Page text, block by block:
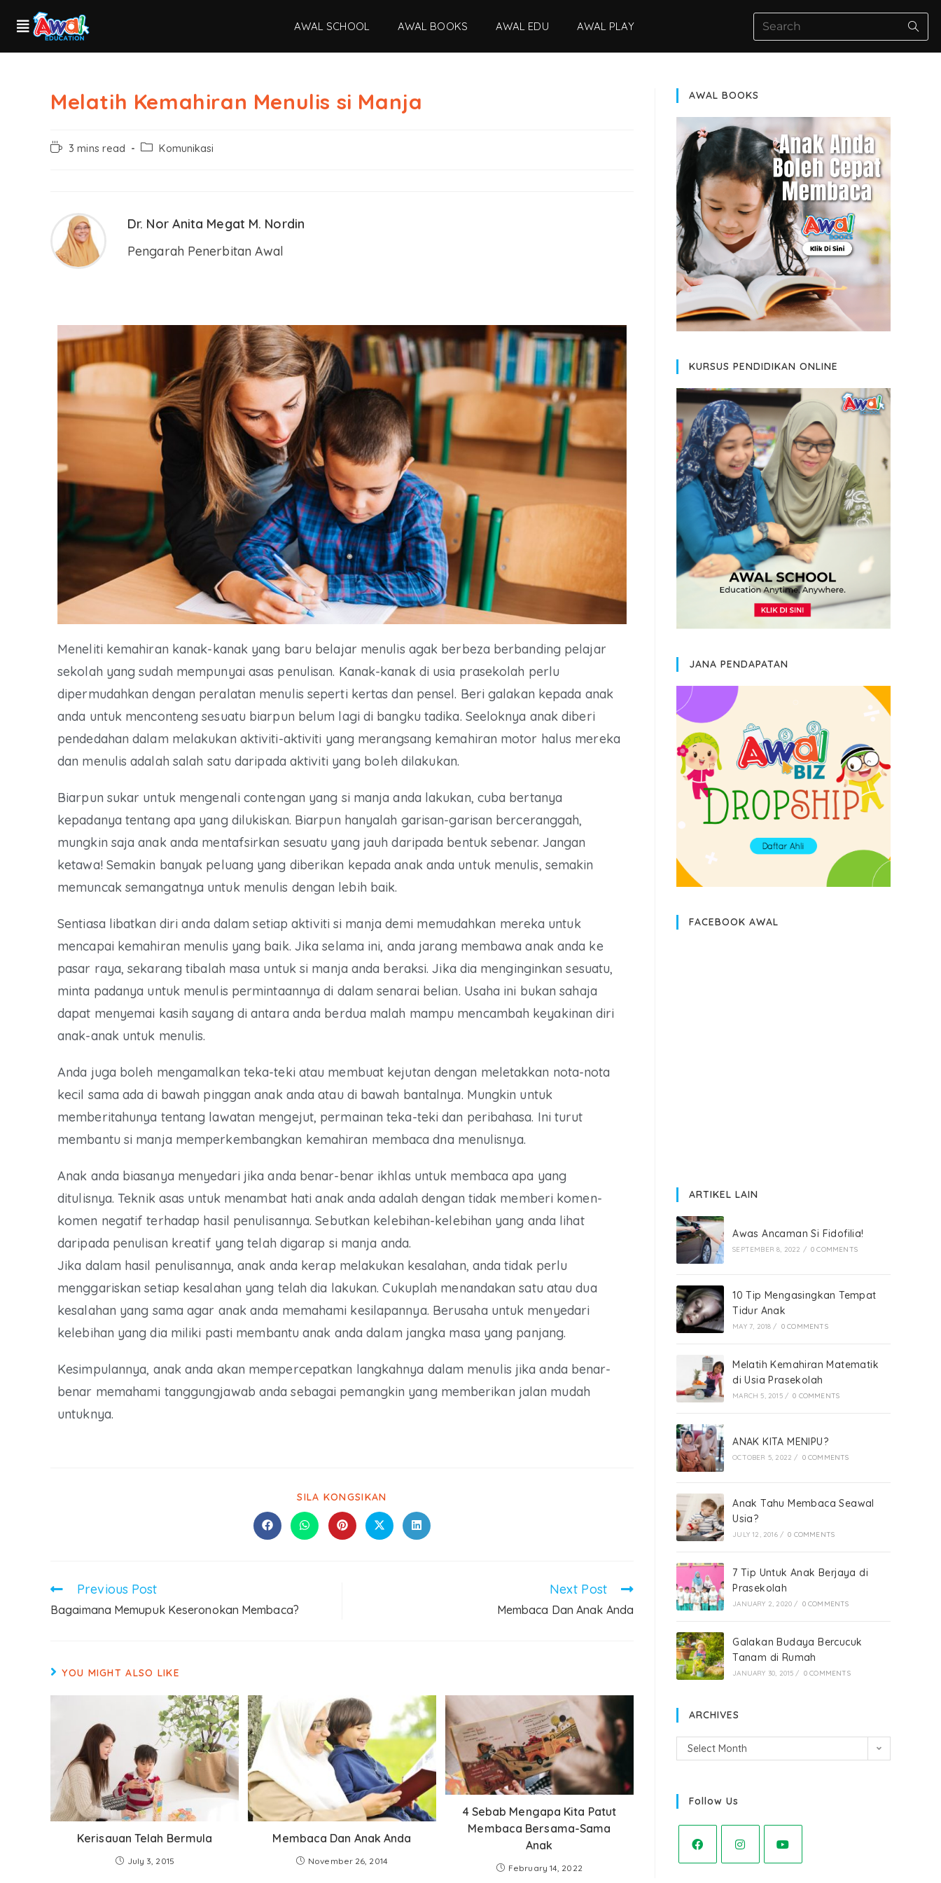
AWAL SCHOOL AWAL BOOKS AWAL EDU AWAL PLAY
Melatih Kemahiran Menulis si Manja
3 mins read Komunikasi
Dr. Nor Anita Megat M. Nordin
Pengarah Penerbitan Awal
Meneliti kemahiran kanak-kanak yang baru belajar menulis agak berbeza berbanding pelajar
sekolah yang sudah mempunyai asas penulisan. Kanak-kanak di usia prasekolah perlu
dipermudahkan dengan peralatan menulis seperti kertas dan pensel. Beri galakan kepada anak
anda untuk menconteng sesuatu biarpun belum lagi di bangku tadika. Seeloknya anak diberi
pendedahan dalam melakukan aktiviti-aktiviti yang merangsang kemahiran motor halus mereka
dan menulis adalah salah satu daripada aktiviti yang boleh dilakukan.
Biarpun sukar untuk mengenali contengan yang si manja anda lakukan, cuba bertanya
kepadanya tentang apa yang dilukiskan. Biarpun hanyalah garisan-garisan berceranggah,
mungkin saja anak anda mentafsirkan sesuatu yang jauh daripada bentuk sebenar. Jangan
ketawa! Semakin banyak peluang yang diberikan kepada anak anda untuk menulis, semakin
memuncak semangatnya untuk menulis dengan lebih baik.
Sentiasa libatkan diri anda dalam setiap aktiviti si manja demi memudahkan mereka untuk
mencapai kemahiran menulis yang baik. Jika selama ini, anda jarang membawa anak anda ke
pasar raya, sekarang tibalah masa untuk si manja anda beraksi. Jika dia menginginkan sesuatu,
minta padanya untuk menulis permintaannya di dalam senarai belian. Usaha ini bukan sahaja
dapat menyemai kasih sayang di antara anda berdua malah mampu mencambah keyakinan diri
anak-anak untuk menulis.
Anda juga boleh mengamalkan teka-teki atau membuat kejutan dengan meletakkan nota-nota
kecil sama ada di bawah pinggan anak anda atau di bawah bantalnya. Mungkin untuk
memberitahunya tentang lawatan mengejut, permainan teka-teki dan peribahasa. Ini turut
membantu si manja memperkembangkan kemahiran membaca dna menulisnya.
Anak anda biasanya menyedari jika anda benar-benar ikhlas untuk membaca apa yang
ditulisnya. Teknik asas untuk menambat hati anak anda adalah dengan tidak memberi komen-
komen negatif terhadap hasil penulisannya. Sebutkan kelebihan-kelebihan yang anda lihat
daripada penulisan kreatif yang telah digarap si manja anda.
Jika dalam hasil penulisannya, anak anda kerap melakukan kesalahan, anda tidak perlu
menggariskan setiap kesalahan yang telah dia lakukan. Cukuplah menandakan satu atau dua
kesalahan yang sama agar anak anda memahami kesilapannya. Berusaha untuk menyedari
kelebihan yang dia miliki pasti membantu anak anda dalam jangka masa yang panjang.
Kesimpulannya, anak anda akan mempercepatkan langkahnya dalam menulis jika anda benar-
benar memahami tanggungjawab anda sebagai pemangkin yang memberikan jalan mudah
untuknya.
SILA KONGSIKAN
Previous Post
Bagaimana Memupuk Keseronokan Membaca?
Next Post
Membaca Dan Anak Anda
YOU MIGHT ALSO LIKE
Kerisauan Telah Bermula
July 3, 2015
Membaca Dan Anak Anda
November 26, 2014
4 Sebab Mengapa Kita Patut
Membaca Bersama-Sama
Anak
February 14, 2022
AWAL BOOKS
KURSUS PENDIDIKAN ONLINE
JANA PENDAPATAN
FACEBOOK AWAL
ARTIKEL LAIN
Awas Ancaman Si Fidofilia!
SEPTEMBER 8, 2022 / 0 COMMENTS
10 Tip Mengasingkan Tempat
Tidur Anak
MAY 7, 2018 / 0 COMMENTS
Melatih Kemahiran Matematik
di Usia Prasekolah
MARCH 5, 2015 / 0 COMMENTS
ANAK KITA MENIPU?
OCTOBER 5, 2022 / 0 COMMENTS
Anak Tahu Membaca Seawal
Usia?
JULY 12, 2016 / 0 COMMENTS
7 Tip Untuk Anak Berjaya di
Prasekolah
JANUARY 2, 2020 / 0 COMMENTS
Galakan Budaya Bercucuk
Tanam di Rumah
JANUARY 30, 2015 / 0 COMMENTS
ARCHIVES
Select Month
Follow Us